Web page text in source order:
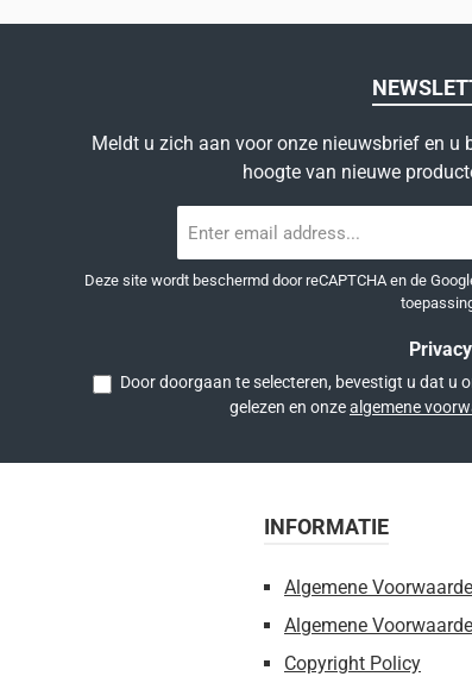
Meldt u zich aan voor onze nieuwsbrief en u
hoogte van nieuwe
mailadres
Deze site wordt beschermd door reCAPTCHA en de
Privacy
Door doorgaan te selecteren, bevestigt u dat u
gelezen en onzealgemene
INFORMATIE
Algemene
Algemene
Copyright Policy